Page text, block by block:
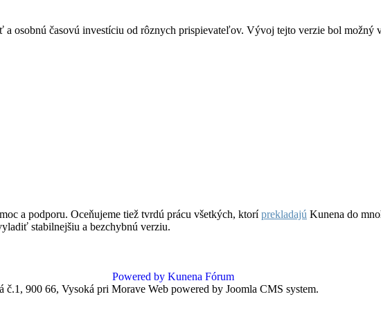
osobnú časovú investíciu od rôznych prispievateľov. Vývoj tejto verzie bol možný
a podporu. Oceňujeme tiež tvrdú prácu všetkých, ktoríprekladajú Kunena do
stabilnejšiu a bezchybnú verziu.
Powered by Kunena Fórum
č.1, 900 66, Vysoká pri Morave Web powered by Joomla CMS system.